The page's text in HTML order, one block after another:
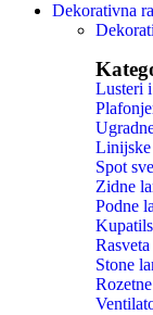
Dekorativna
Lusteri
Spot
Zidne
Podne
Stone
Rozetne